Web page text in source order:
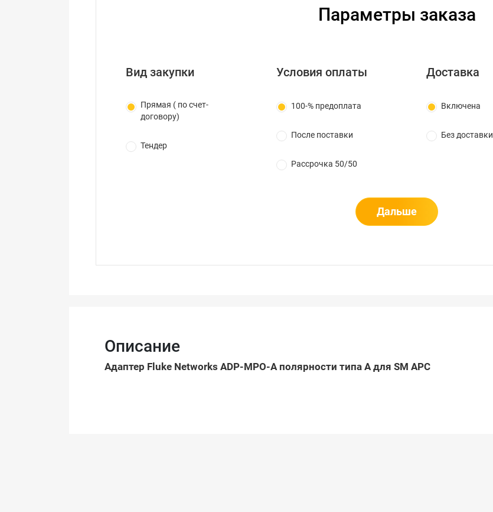
Описание
Адаптер Fluke Networks ADP-MPO-A полярности типа A для SM APC
Параметры заказа
Вид закупки
Прямая ( по счет-
договору)
Тендер
Условия оплаты
100-% предоплата
После поставки
Рассрочка 50/50
Доставка
Включена
Без доставки
Дальше